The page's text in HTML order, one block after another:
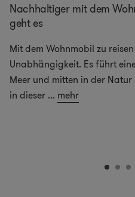
Nachhaltiger mit dem
geht es
Mit dem Wohnmobil zu
Unabhängigkeit. Es führt
Meer und mitten in der Natur
in dieser ... mehr